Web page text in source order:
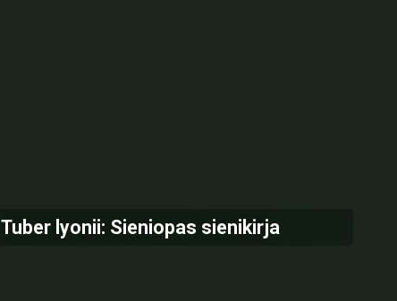
Tuber lyonii: Sieniopas sienikirja